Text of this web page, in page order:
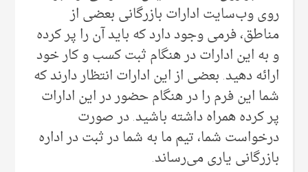
روی وب‌سایت ادارات بازرگانی بعضی‌ از
مناطق، فرمی وجود دارد که باید آن‌ را پر کرده
و به این ادارات در هنگام ثبت کسب و کار خود
ارائه دهید. بعضی‌ از این ادارات انتظار دارند که
شما این فرم را در هنگام حضور در این ادارات
پر کرده همراه داشته باشید. در صورت
درخواست شما، تیم‌ ما به شما در ثبت در اداره
بازرگانی یاری می‌رساند.